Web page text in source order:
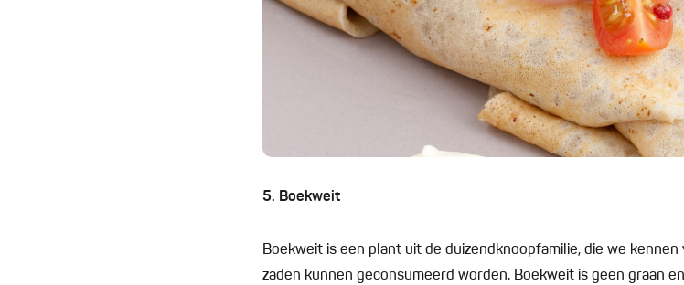
5. Boekweit
Boekweit is een plant uit de duizendknoopfamilie, die we
zaden kunnen geconsumeerd worden. Boekweit is geen graan